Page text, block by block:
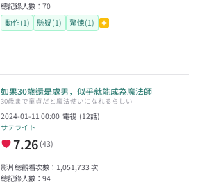
總記錄人數：70
動作(1)
懸疑(1) 驚悚(1)
如果30歲還是處男，似乎就能成為魔法師
30歳まで童貞だと魔法使いになれるらしい
2024-01-11 00:00 電視 (12話)
サテライト
7.26 (43)
影片總觀看次數： 1,051,733 次
總記錄人數：94